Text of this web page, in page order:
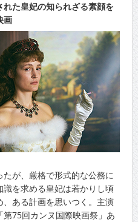
た皇妃の知られざる素顔を
画
が、厳格で形式的な公務に
を求める皇妃は若かりし頃
ある計画を思いつく。主演
75回カンヌ国際映画祭」あ